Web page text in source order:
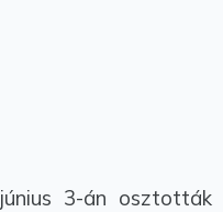
3-án osztották